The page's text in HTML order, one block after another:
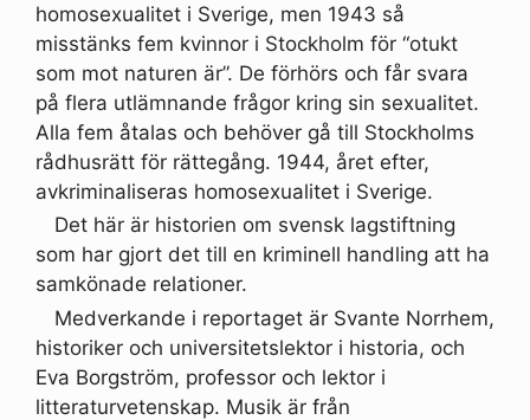
homosexualitet i Sverige, men 1943 så
misstänks fem kvinnor i Stockholm för “otukt
som mot naturen är”. De förhörs och får svara
på flera utlämnande frågor kring sin sexualitet.
Alla fem åtalas och behöver gå till Stockholms
rådhusrätt för rättegång. 1944, året efter,
avkriminaliseras homosexualitet i Sverige.
Det här är historien om svensk lagstiftning
som har gjort det till en kriminell handling att ha
samkönade relationer.
Medverkande i reportaget är Svante Norrhem,
historiker och universitetslektor i historia, och
Eva Borgström, professor och lektor i
litteraturvetenskap. Musik är från